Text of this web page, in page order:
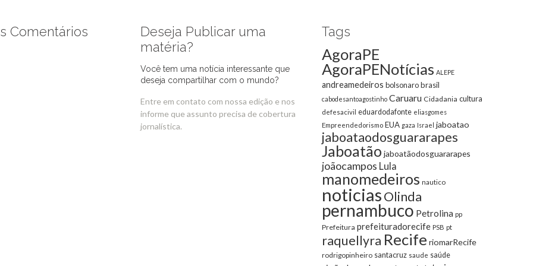
Comentários
Deseja Publicar uma
matéria?
Você tem uma notícia interessante que
deseja compartilhar com o mundo?
Entre em contato com nossa edição e nos
informe que assunto precisa de cobertura
jornalística.
Tags
AgoraPE
AgoraPENotícias ALEPE
andreamedeiros bolsonarobrasil
cabodesantoagostinho Caruaru Cidadania cultura
defesacivil eduardodafonte eliasgomes
Empreendedorismo EUA gaza Israel jaboatao
jaboataodosguararapes
Jaboatão jaboatãodosguararapes
joãocampos Lula
manomedeiros nautico
noticiasOlinda
pernambuco Petrolina pp
Prefeitura prefeituradorecife PSB pt
raquellyra Recife riomarRecife
rodrigopinheiro santacruz saude saúde